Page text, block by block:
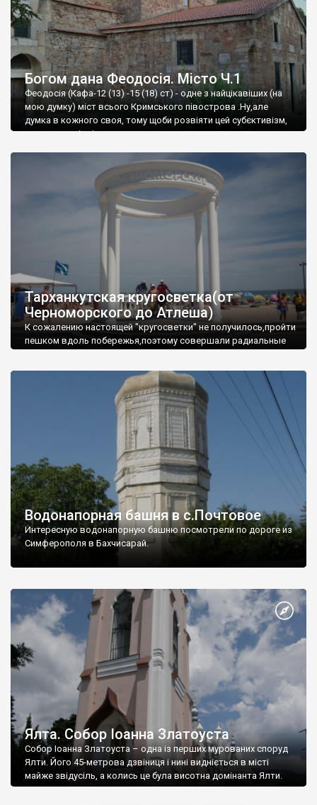
Богом дана Феодосія. Місто Ч.1
Феодосія (Кафа-12 (13) -15 (18) ст) - одне з найцікавіших (на
мою думку) міст всього Кримського півострова .Ну,але
думка в кожного своя, тому щоби розвіяти цей субєктивізм,
запрошую відвідати це
Тарханкутская кругосветка(от
Черноморского до Атлеша)
К сожалению настоящей "кругосветки" не получилось,пройти
пешком вдоль побережья,поэтому совершали радиальные
Водонапорная башня в с.Почтовое
Интересную водонапорную башню посмотрели по дороге из
Симферополя в Бахчисарай.
Ялта. Собор Іоанна Златоуста
Собор Іоанна Златоуста – одна із перших мурованих споруд
Ялти. Його 45-метрова дзвіниця і нині видніється в місті
майже звідусіль, а колись це була висотна домінанта Ялти.